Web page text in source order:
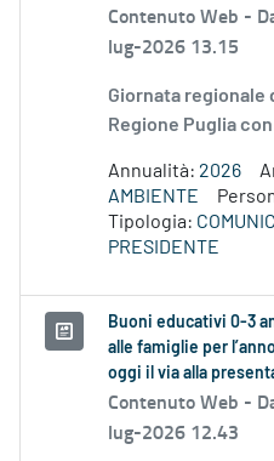
Contenuto Web -
lug-2026 13.15
Giornata regionale
Regione Puglia
Annualità: 2026
AMBIENTE
Tipologia:
PRESIDENTE
Buoni educativi 0-3
alle famiglie per
oggi il via alla
Contenuto Web -
lug-2026 12.43